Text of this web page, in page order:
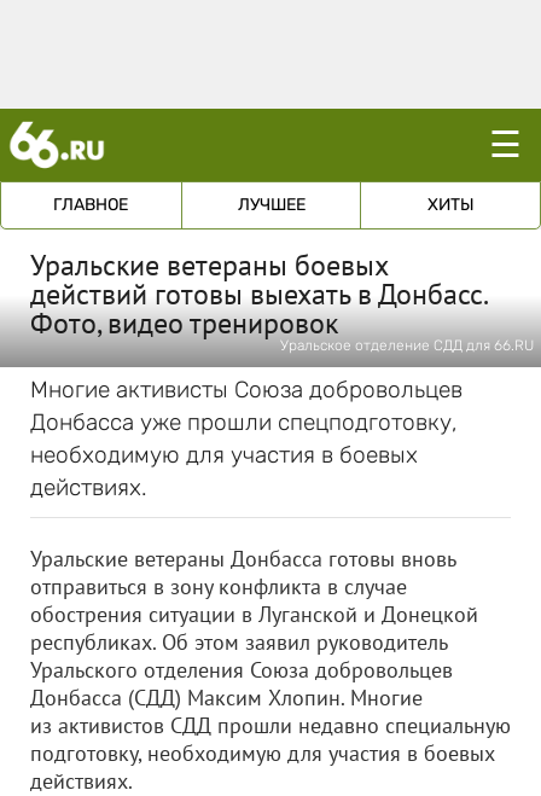
☰
ГЛАВНОЕ ЛУЧШЕЕ ХИТЫ
Уральские ветераны боевых
действий готовы выехать в Донбасс.
Фото, видео тренировок
Уральское отделение СДД для 66.RU
Многие активисты Союза добровольцев
Донбасса уже прошли спецподготовку,
необходимую для участия в боевых
действиях.
Уральские ветераны Донбасса готовы вновь
отправиться в зону конфликта в случае
обострения ситуации в Луганской и Донецкой
республиках. Об этом заявил руководитель
Уральского отделения Союза добровольцев
Донбасса (СДД) Максим Хлопин. Многие
из активистов СДД прошли недавно специальную
подготовку, необходимую для участия в боевых
действиях.